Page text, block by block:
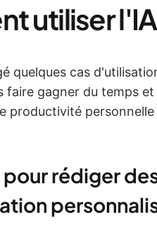
utiliser
quelques cas
faire gagner du temps
productivité
pour rédiger